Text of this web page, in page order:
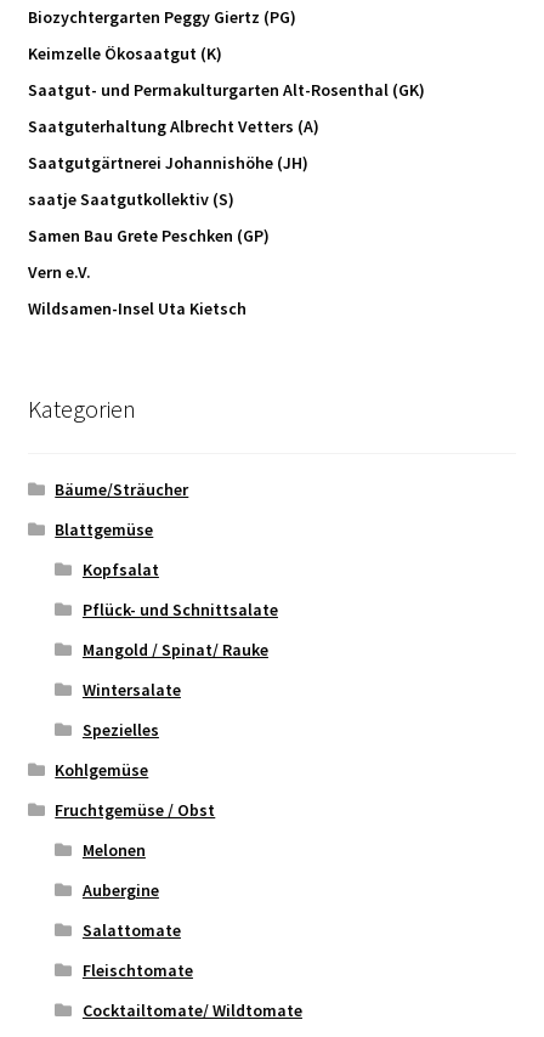
Biozychtergarten Peggy Giertz (PG)
Keimzelle Ökosaatgut (K)
Saatgut- und Permakulturgarten Alt-Rosenthal (GK)
Saatguterhaltung Albrecht Vetters (A)
Saatgutgärtnerei Johannishöhe (JH)
saatje Saatgutkollektiv (S)
Samen Bau Grete Peschken (GP)
Vern e.V.
Wildsamen-Insel Uta Kietsch
Kategorien
Bäume/Sträucher
Blattgemüse
Kopfsalat
Pflück- und Schnittsalate
Mangold / Spinat/ Rauke
Wintersalate
Spezielles
Kohlgemüse
Fruchtgemüse / Obst
Melonen
Aubergine
Salattomate
Fleischtomate
Cocktailtomate/ Wildtomate